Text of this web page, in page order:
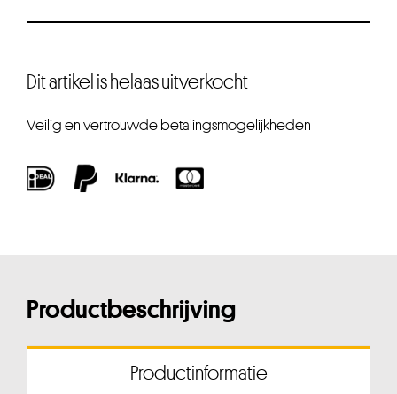
Dit artikel is helaas uitverkocht
Veilig en vertrouwde betalingsmogelijkheden
Productbeschrijving
Productinformatie